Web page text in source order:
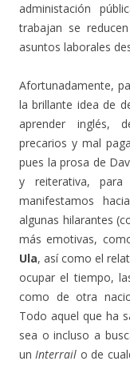
administación
trabajan se
asuntos laborales
Afortunadamente,
la brillante idea de
aprender inglés,
precarios y mal
pues la prosa de
y reiterativa,
manifestamos
algunas hilarantes
más emotivas,
Ula, así como el
ocupar el tiempo,
como de otra
Todo aquel que ha
sea o incluso a
unInterrail o de